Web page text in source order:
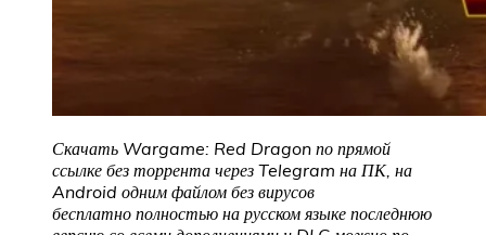
Скачать Wargame: Red Dragon по прямой
ссылке без торрента через Telegram на ПК, на
Android одним файлом без вирусов
бесплатно полностью на русском языке последнюю